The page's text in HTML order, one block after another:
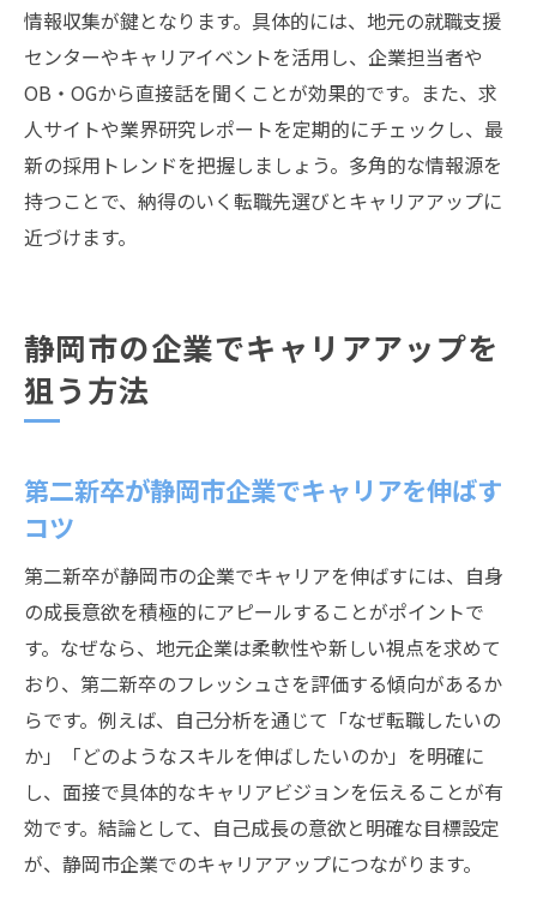
情報収集が鍵となります。具体的には、地元の就職支援
センターやキャリアイベントを活用し、企業担当者や
OB・OGから直接話を聞くことが効果的です。また、求
人サイトや業界研究レポートを定期的にチェックし、最
新の採用トレンドを把握しましょう。多角的な情報源を
持つことで、納得のいく転職先選びとキャリアアップに
近づけます。
静岡市の企業でキャリアアップを
狙う方法
第二新卒が静岡市企業でキャリアを伸ばす
コツ
第二新卒が静岡市の企業でキャリアを伸ばすには、自身
の成長意欲を積極的にアピールすることがポイントで
す。なぜなら、地元企業は柔軟性や新しい視点を求めて
おり、第二新卒のフレッシュさを評価する傾向があるか
らです。例えば、自己分析を通じて「なぜ転職したいの
か」「どのようなスキルを伸ばしたいのか」を明確に
し、面接で具体的なキャリアビジョンを伝えることが有
効です。結論として、自己成長の意欲と明確な目標設定
が、静岡市企業でのキャリアアップにつながります。